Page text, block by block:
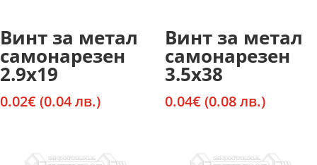
Винт за метал
самонарезен
2.9х19
0.02€ (0.04 лв.)
Винт за метал
самонарезен
3.5х38
0.04€ (0.08 лв.)